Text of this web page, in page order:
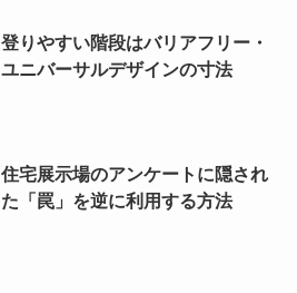
登りやすい階段はバリアフリー・
ユニバーサルデザインの寸法
住宅展示場のアンケートに隠され
た「罠」を逆に利用する方法